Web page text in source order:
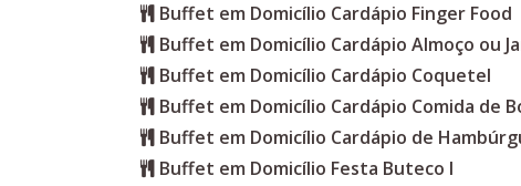
Buffet em Domicílio Cardápio Finger Food
Buffet em Domicílio Cardápio Almoço ou
Buffet em Domicílio Cardápio Coquetel
Buffet em Domicílio Cardápio Comida de
Buffet em Domicílio Cardápio de
Buffet em Domicílio Festa Buteco I